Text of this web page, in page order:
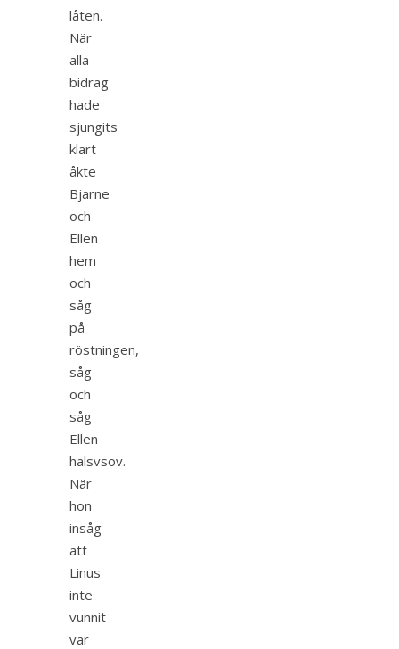
låten.
När
alla
bidrag
hade
sjungits
klart
åkte
Bjarne
och
Ellen
hem
och
såg
på
röstningen,
såg
och
såg
Ellen
halsvsov.
När
hon
insåg
att
Linus
inte
vunnit
var